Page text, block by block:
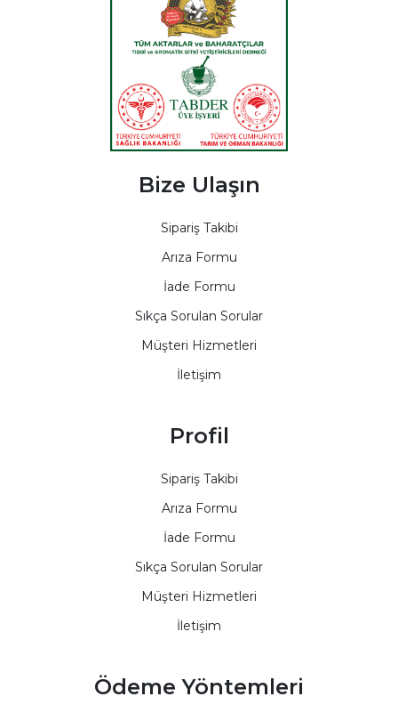
Bize Ulaşın
Sipariş Takibi
Arıza Formu
İade Formu
Sıkça Sorulan Sorular
Müşteri Hizmetleri
İletişim
Profil
Sipariş Takibi
Arıza Formu
İade Formu
Sıkça Sorulan Sorular
Müşteri Hizmetleri
İletişim
Ödeme Yöntemleri